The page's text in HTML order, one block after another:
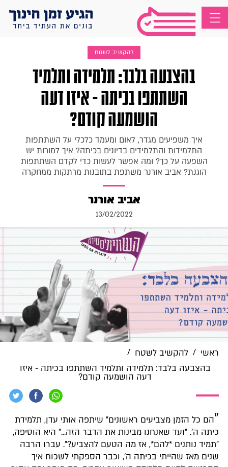
להקשיב לשטח
בהצבעה בלבד: תלמידה ותלמיד
השתתפו בכיתה - איזו דעה
הושמעה קודם?
איך משפיעים מגדר, לאום ומעמד כלכלי על השתתפות
התלמידות והתלמידים בדיונים בכיתה? איך למורות יש
השפעה על כך? ומה אפשר לעשות כדי לקדם השתתפות
הוגנת? אביב אורנר משתפת בתובנות מרתקות ממחקרה
אביב אורנר
13/02/2022
ראשי / להקשיב לשטח /
בהצבעה בלבד: תלמידה ותלמיד השתתפו בכיתה - איזו
דעה הושמעה קודם?
״הם כל הזמן מצביעים ראשונים״ שיתפה אותי עדן, תלמידת
כיתה ה׳. ״ועד שאנחנו מבינות את הדבר הזה...״ היא הוסיפה,
״תמיד נותנים *להם*, אז מה הטעם להצביע?״. עברו הרבה
שנים מאז שהייתי בכיתה ה׳, וכבר הספקתי לשכוח איך